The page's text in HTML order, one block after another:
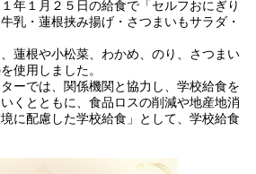
年１月２５日の給食で「セルフおにぎり
乳・蓮根挟み揚げ・さつまいもサラダ・
蓮根や小松菜、わかめ、のり、さつまい
使用しました。
ーでは、関係機関と協力し、学校給食を
くとともに、食品ロスの削減や地産地消
に配慮した学校給食」として、学校給食